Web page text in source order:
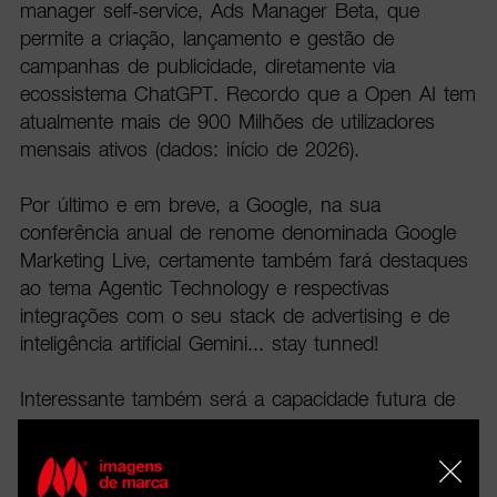
manager self-service, Ads Manager Beta, que
permite a criação, lançamento e gestão de
campanhas de publicidade, diretamente via
ecossistema ChatGPT. Recordo que a Open AI tem
atualmente mais de 900 Milhões de utilizadores
mensais ativos (dados: início de 2026).
Por último e em breve, a Google, na sua
conferência anual de renome denominada Google
Marketing Live, certamente também fará destaques
ao tema Agentic Technology e respectivas
integrações com o seu stack de advertising e de
inteligência artificial Gemini... stay tunned!
Interessante também será a capacidade futura de
ligação de todos estes sistemas, alcançados o grau
de interoperabilidade que o assegurem, certamente
fará com que ainda mais soluções sejam